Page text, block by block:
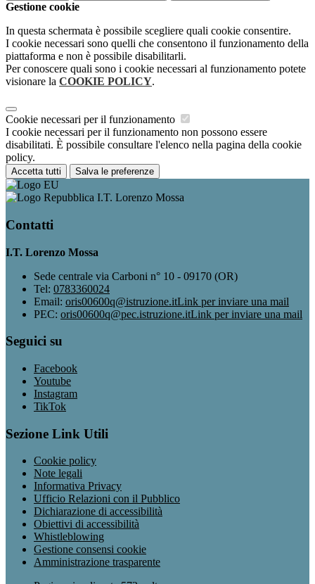
Gestione cookie
In questa schermata è possibile scegliere quali cookie consentire.
I cookie necessari sono quelli che consentono il funzionamento della
piattaforma e non è possibile disabilitarli.
Per conoscere quali sono i cookie necessari al funzionamento potete
visionare la COOKIE POLICY.
Cookie necessari per il funzionamento
I cookie necessari per il funzionamento non possono essere
disabilitati. È possibile consultare l'elenco nella pagina della cookie
policy.
Accetta tutti Salva le preferenze
I.T. Lorenzo Mossa
Contatti
I.T. Lorenzo Mossa
Sede centrale via Carboni n° 10 - 09170 (OR)
Tel: 0783360024
Email: oris00600q@istruzione.itLink per inviare una mail
PEC: oris00600q@pec.istruzione.itLink per inviare una mail
Seguici su
Facebook
Youtube
Instagram
TikTok
Sezione Link Utili
Cookie policy
Note legali
Informativa Privacy
Ufficio Relazioni con il Pubblico
Dichiarazione di accessibilità
Obiettivi di accessibilità
Whistleblowing
Gestione consensi cookie
Amministrazione trasparente